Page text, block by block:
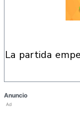
la partida
Anuncio
Ad